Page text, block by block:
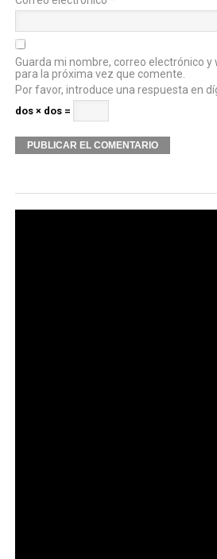
Guarda mi nombre, correo electrónico
para la próxima vez que comente.
Por favor, introduce una respuesta en
dos × dos =